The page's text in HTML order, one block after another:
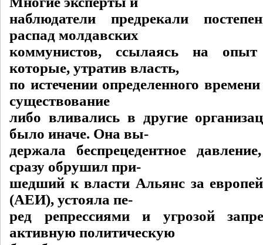
наблюдатели предрекали
распад молдавских
коммунистов, ссылаясь на
которые, утратив власть,
по истечении определенного
существование
либо вливались в другие
было иначе. Она вы-
держала беспрецедентное
сразу обрушил при-
шедший к власти Альянс за
(АЕИ), устояла пе-
ред репрессиями и угрозой
активную политическую